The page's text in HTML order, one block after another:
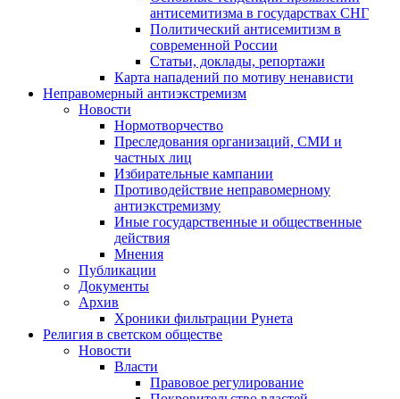
антисемитизма в государствах СНГ
Политический антисемитизм в
современной России
Статьи, доклады, репортажи
Карта нападений по мотиву ненависти
Неправомерный антиэкстремизм
Новости
Нормотворчество
Преследования организаций, СМИ и
частных лиц
Избирательные кампании
Противодействие неправомерному
антиэкстремизму
Иные государственные и общественные
действия
Мнения
Публикации
Документы
Архив
Хроники фильтрации Рунета
Религия в светском обществе
Новости
Власти
Правовое регулирование